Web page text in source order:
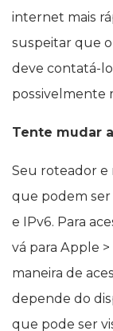
internet mais
suspeitar que
deve contatá-
possivelmente
Tente mudar
Seu roteador e
que podem
e IPv6. Para
vá para Apple
maneira de
depende do
que pode ser